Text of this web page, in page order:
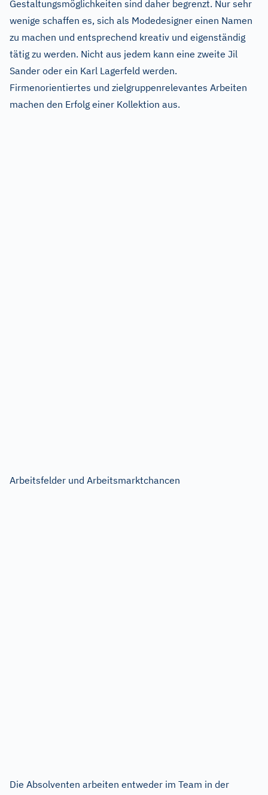
Gestaltungsmöglichkeiten sind daher begrenzt. Nur sehr
wenige schaffen es, sich als Modedesigner einen Namen
zu machen und entsprechend kreativ und eigenständig
tätig zu werden. Nicht aus jedem kann eine zweite Jil
Sander oder ein Karl Lagerfeld werden.
Firmenorientiertes und zielgruppenrelevantes Arbeiten
machen den Erfolg einer Kollektion aus.
Arbeitsfelder und Arbeitsmarktchancen
Die Absolventen arbeiten entweder im Team in der